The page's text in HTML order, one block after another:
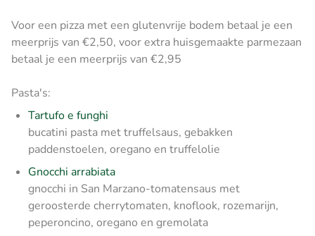
Voor een pizza met een glutenvrije bodem betaal je een
meerprijs van €2,50, voor extra huisgemaakte parmezaan
betaal je een meerprijs van €2,95
Pasta's:
Tartufo e funghi
bucatini pasta met truffelsaus, gebakken
paddenstoelen, oregano en truffelolie
Gnocchi arrabiata
gnocchi in San Marzano-tomatensaus met
geroosterde cherrytomaten, knoflook, rozemarijn,
peperoncino, oregano en gremolata